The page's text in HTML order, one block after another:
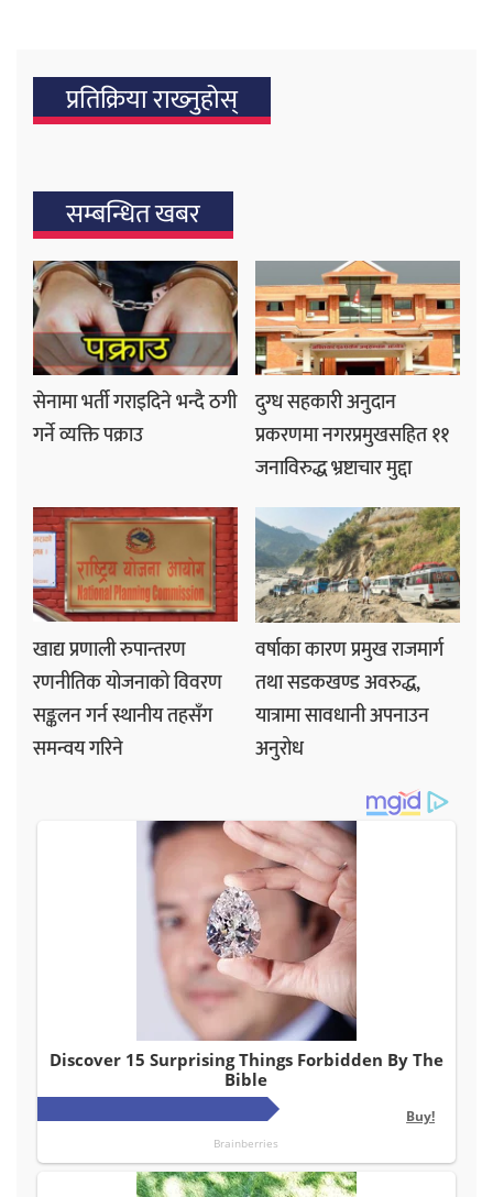
प्रतिक्रिया राख्‍नुहोस्
सम्बन्धित खबर
सेनामा भर्ती गराइदिने भन्दै ठगी
गर्ने व्यक्ति पक्राउ
दुग्ध सहकारी अनुदान
प्रकरणमा नगरप्रमुखसहित ११
जनाविरुद्ध भ्रष्टाचार मुद्दा
खाद्य प्रणाली रुपान्तरण
रणनीतिक योजनाको विवरण
सङ्कलन गर्न स्थानीय तहसँग
समन्वय गरिने
वर्षाका कारण प्रमुख राजमार्ग
तथा सडकखण्ड अवरुद्ध,
यात्रामा सावधानी अपनाउन
अनुरोध